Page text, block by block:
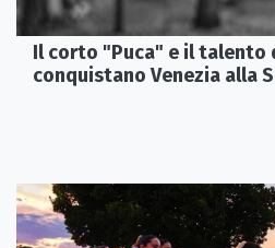
Il corto "Puca" e il talento
conquistano Venezia alla